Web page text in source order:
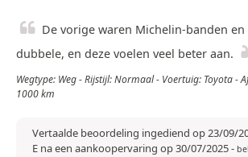
De vorige waren Michelin-banden
dubbele, en deze voelen veel beter aan.
Wegtype: Weg - Rijstijl: Normaal - Voertuig: Toyota -
1000 km
Vertaalde beoordeling ingediend op 23/09/
E na een aankoopervaring op 30/07/2025-